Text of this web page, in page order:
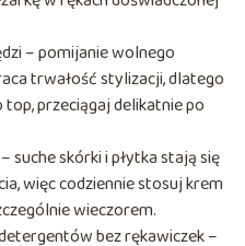
– pomijanie wolnego
trwałość stylizacji, dlatego
przeciągaj delikatnie po
suche skórki i płytka stają się
więc codziennie stosuj krem
wieczorem.
bez rękawiczek –